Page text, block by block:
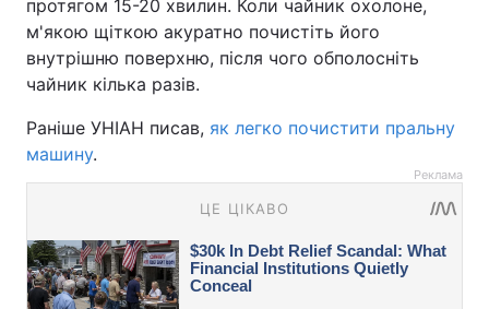
протягом 15-20 хвилин. Коли чайник охолоне,
м'якою щіткою акуратно почистіть його
внутрішню поверхню, після чого обполосніть
чайник кілька разів.
Раніше УНІАН писав, як легко почистити пральну
машину.
Реклама